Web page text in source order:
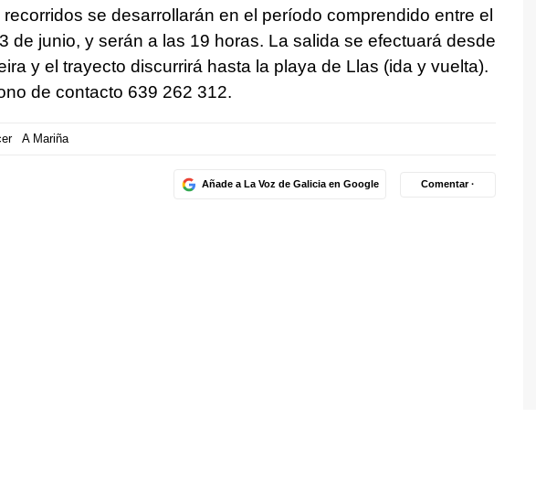
se desarrollarán en el período comprendido entre el
de junio, y serán a las 19 horas. La salida se efectuará desde
y el trayecto discurrirá hasta la playa de Llas (ida y vuelta).
de contacto 639 262 312.
A Mariña
Añade a La Voz de Galicia en Google Comentar ·